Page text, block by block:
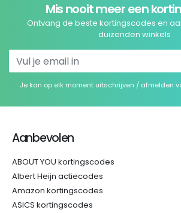
Mis nooit meer een
Ontvang de beste kortingscodes en
duizenden winkels
Je kan op elk moment uitschrijven / afmelden
Aanbevolen
ABOUT YOU kortingscodes
Albert Heijn actiecodes
Amazon kortingscodes
ASICS kortingscodes